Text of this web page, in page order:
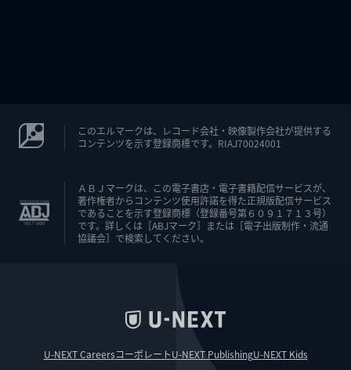
このエルマークは、レコード会社・映像製作会社が提供する
コンテンツを示す登録商標です。RIAJ70024001
ＡＢＪマークは、この電子書店・電子書籍配信サービスが、
著作権者からコンテンツ使用許諾を得た正規版配信サービス
であることを示す登録商標（登録番号第６０９１７１３号）
です。詳しくは［ABJマーク］または［電子出版制作・流通
協議会］で検索してください。
U-NEXT CareersコーポレートU-NEXT PublishingU-NEXT Kids